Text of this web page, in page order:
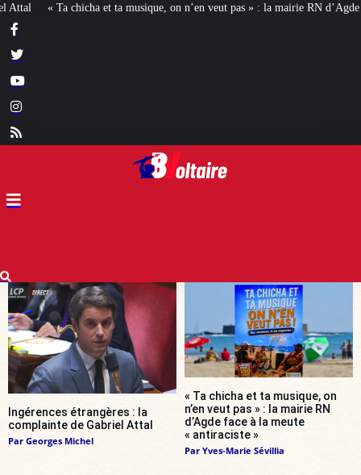
n’en veut pas » : la mairie RN d’Agde face à la meute « antiraciste » La
Ingérences étrangères : la
complainte de Gabriel Attal
Par Georges Michel
« Ta chicha et ta musique, on
n’en veut pas » : la mairie RN
d’Agde face à la meute
« antiraciste »
Par Yves-Marie Sévillia